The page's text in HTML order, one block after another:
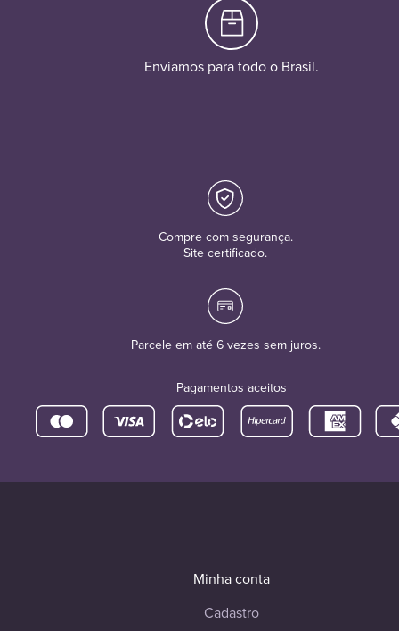
Enviamos para todo o Brasil.
Compre com segurança.
Site certificado.
Parcele em até 6 vezes sem juros.
Pagamentos aceitos
Minha conta
Cadastro